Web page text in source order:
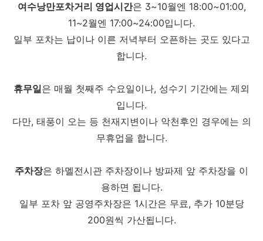
여수낭만포차거리 영업시간은 3~10월엔 18:00~01:00,
11~2월엔 17:00~24:00입니다.
일부 포차는 납이나 이른 저녁부터 오픈하는 곳도 있다고
합니다.
휴무일은 매월 첫째주 수요일이나, 성수기 기간에는 제외
입니다.
다만, 태풍이 오는 등 천재지변이나 악천후인 경우에는 의
무휴업을 합니다.
주차장은 하멜전시관 주차장이나 방파제 앞 주차장을 이
용하면 됩니다.
일부 포차 앞 공영주차장은 1시간은 무료, 추가 10분당
200원씩 가산됩니다.